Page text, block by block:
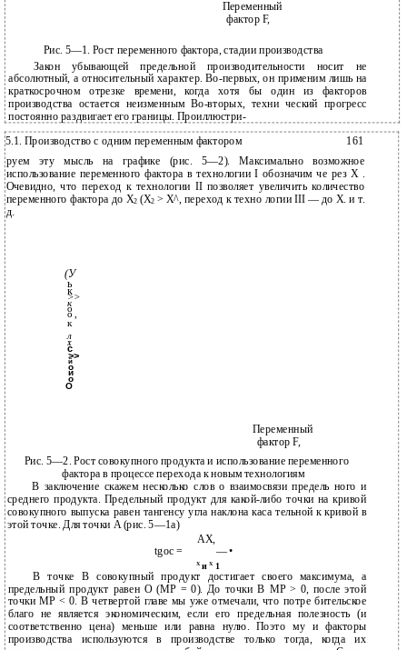
Переменный
фактор F,
Рис. 5—1. Рост переменного фактора, стадии производства
Закон убывающей предельной производительности носит не
абсолютный, а относительный характер. Во-первых, он применим лишь на
краткосрочном отрезке времени, когда хотя бы один из факторов
производства остается неизменным Во-вторых, техни­ ческий прогресс
постоянно раздвигает его границы. Проиллюстри-
5.1. Производство с одним переменным фактором 161
руем эту мысль на графике (рис. 5—2). Максимально возможное
использование переменного фактора в технологии I обозначим че­ рез X .
Очевидно, что переход к технологии II позволяет увеличить количество
переменного фактора до Х2(Х2> Х^, переход к техно­ логии III — до X. и т.
д.
(У
ь
к
>>
к
о
о ,
к
л
X
с
>>
й
о
и
о
О
Переменный
фактор F,
Рис. 5—2. Рост совокупного продукта и использование переменного
фактора в процессе перехода к новым технологиям
В заключение скажем несколько слов о взаимосвязи предель­ ного и
среднего продукта. Предельный продукт для какой-либо точки на кривой
совокупного выпуска равен тангенсу угла наклона каса­ тельной к кривой в
этой точке. Для точки А (рис. 5—1а)
tgoc =
АХ,
— •
ХиХ 1
В точке В совокупный продукт достигает своего максимума, а
предельный продукт равен О (MP = 0). До точки В MP > 0, после этой
точки MP < 0. В четвертой главе мы уже отмечали, что потре­ бительское
благо не является экономическим, если его предельная полезность (и
соответственно цена) меньше или равна нулю. Поэто­ му и факторы
производства используются в производстве только тогда, когда их